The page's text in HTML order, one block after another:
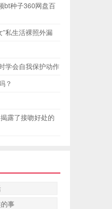
bt种子360网盘百
私生活裸照外漏
学会自我保护动作
？
露了接吻好处的
事